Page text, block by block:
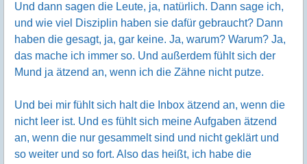
Und dann sagen die Leute, ja, natürlich. Dann sage ich,
und wie viel Disziplin haben sie dafür gebraucht? Dann
haben die gesagt, ja, gar keine. Ja, warum? Warum? Ja,
das mache ich immer so. Und außerdem fühlt sich der
Mund ja ätzend an, wenn ich die Zähne nicht putze.
Und bei mir fühlt sich halt die Inbox ätzend an, wenn die
nicht leer ist. Und es fühlt sich meine Aufgaben ätzend
an, wenn die nur gesammelt sind und nicht geklärt und
so weiter und so fort. Also das heißt, ich habe die